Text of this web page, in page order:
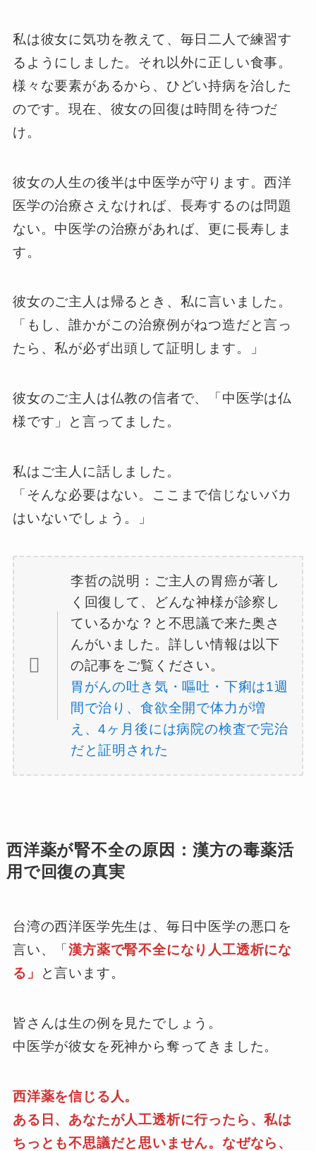
私は彼女に気功を教えて、毎日二人で練習す
るようにしました。それ以外に正しい食事。
様々な要素があるから、ひどい持病を治した
のです。現在、彼女の回復は時間を待つだ
け。
彼女の人生の後半は中医学が守ります。西洋
医学の治療さえなければ、長寿するのは問題
ない。中医学の治療があれば、更に長寿しま
す。
彼女のご主人は帰るとき、私に言いました。
「もし、誰かがこの治療例がねつ造だと言っ
たら、私が必ず出頭して証明します。」
彼女のご主人は仏教の信者で、「中医学は仏
様です」と言ってました。
私はご主人に話しました。
「そんな必要はない。ここまで信じないバカ
はいないでしょう。」
李哲の説明：ご主人の胃癌が著し
く回復して、どんな神様が診察し
ているかな？と不思議で来た奥さ
んがいました。詳しい情報は以下
の記事をご覧ください。
胃がんの吐き気・嘔吐・下痢は1週
間で治り、食欲全開で体力が増
え、4ヶ月後には病院の検査で完治
だと証明された
西洋薬が腎不全の原因：漢方の毒薬活
用で回復の真実
台湾の西洋医学先生は、毎日中医学の悪口を
言い、「漢方薬で腎不全になり人工透析にな
る」
と言います。
皆さんは生の例を見たでしょう。
中医学が彼女を死神から奪ってきました。
西洋薬を信じる人。
ある日、あなたが人工透析に行ったら、私は
ちっとも不思議だと思いません。なぜなら、